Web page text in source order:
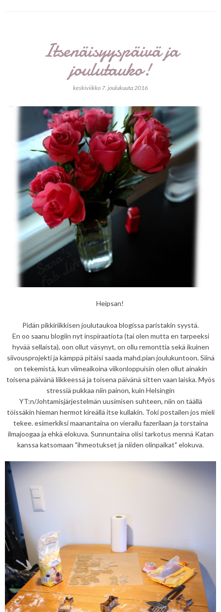
Itsenäisyyspäivä ja
joulutauko!
keskiviikko 7. joulukuuta 2016
Heipsan!
Pidän pikkiriikkisen joulutaukoa blogissa paristakin syystä.
En oo saanu blogiin nyt inspiraatiota (tai olen mutta en tarpeeksi
hyvää sellaista), oon ollut väsynyt, on ollu remonttia sekä ikuinen
siivousprojekti ja kämppä pitäisi saada mahd.pian joulukuntoon. Siinä
on tekemistä, kun viimeaikoina viikonloppuisin olen ollut ainakin
toisena päivänä liikkeessä ja toisena päivänä sitten vaan laiska. Myös
stressiä pukkaa niin painon, kuin Helsingin
YT:n/Johtamisjärjestelmän uusimisen suhteen, niin on täällä
töissäkin hieman hermot kireällä itse kullakin. Toki postailen jos mieli
tekee. esimerkiksi maanantaina on vierailu fazerilaan ja torstaina
ilmajoogaa ja ehkä elokuva. Sunnuntaina olisi tarkotus mennä Katan
kanssa katsomaan "ihmeotukset ja niiden olinpaikat" elokuva.